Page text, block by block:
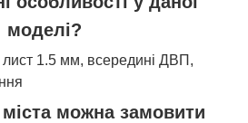
моделі?
лист 1.5 мм, всередині ДВП,
міста можна замовити